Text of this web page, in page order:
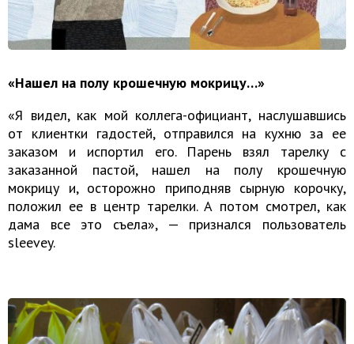
«Нашел на полу крошечную мокрицу…»
«Я видел, как мой коллега-официант, наслушавшись
от клиентки гадостей, отправился на кухню за ее
заказом и испортил его. Парень взял тарелку с
заказанной пастой, нашел на полу крошечную
мокрицу и, осторожно приподняв сырную корочку,
положил ее в центр тарелки. А потом смотрел, как
дама все это съела», — признался пользователь
sleevey.